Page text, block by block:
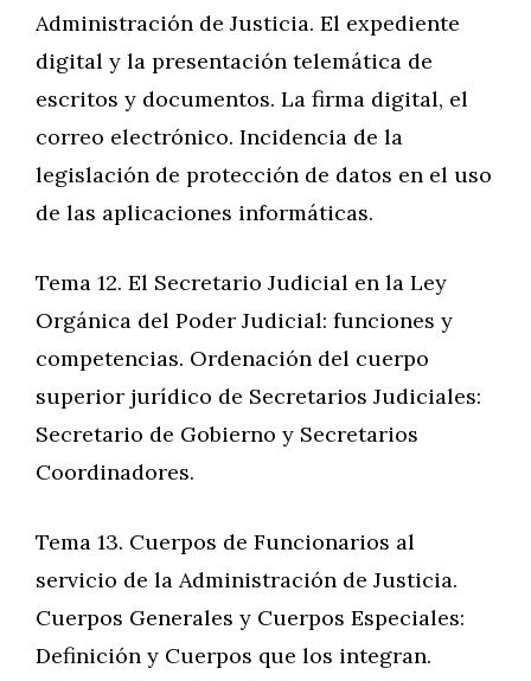
Administración de Justicia. El expediente
digital y la presentación telemática de
escritos y documentos. La firma digital, el
correo electrónico. Incidencia de la
legislación de protección de datos en el uso
de las aplicaciones informáticas.
Tema 12. El Secretario Judicial en la Ley
Orgánica del Poder Judicial: funciones y
competencias. Ordenación del cuerpo
superior jurídico de Secretarios Judiciales:
Secretario de Gobierno y Secretarios
Coordinadores.
Tema 13. Cuerpos de Funcionarios al
servicio de la Administración de Justicia.
Cuerpos Generales y Cuerpos Especiales:
Definición y Cuerpos que los integran.